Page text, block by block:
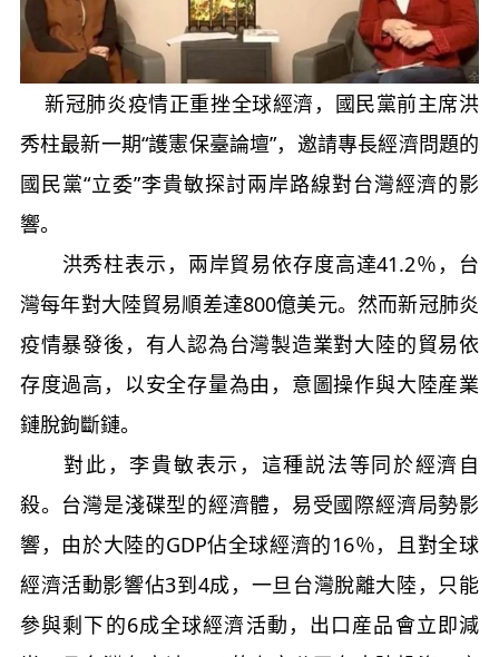
新冠肺炎疫情正重挫全球經濟，國民黨前主席洪
秀柱最新一期“護憲保臺論壇”，邀請專長經濟問題的
國民黨“立委”李貴敏探討兩岸路線對台灣經濟的影
響。
洪秀柱表示，兩岸貿易依存度高達41.2％，台
灣每年對大陸貿易順差達800億美元。然而新冠肺炎
疫情暴發後，有人認為台灣製造業對大陸的貿易依
存度過高，以安全存量為由，意圖操作與大陸産業
鏈脫鉤斷鏈。
對此，李貴敏表示，這種説法等同於經濟自
殺。台灣是淺碟型的經濟體，易受國際經濟局勢影
響，由於大陸的GDP佔全球經濟的16％，且對全球
經濟活動影響佔3到4成，一旦台灣脫離大陸，只能
參與剩下的6成全球經濟活動，出口産品會立即減